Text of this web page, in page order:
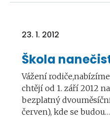
23. 1. 2012
Škola
Vážení
chtějí od 1. září 2012
bezplatný
červen), kde se budou…